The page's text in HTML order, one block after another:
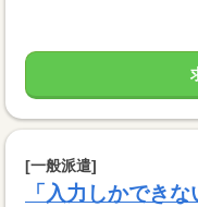
[一般派遣]
「入力しかでき